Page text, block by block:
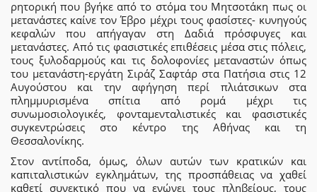
ρητορική που βγήκε από το στόμα του Μητσοτάκη πως οι
μετανάστες καίνε τον Έβρο μέχρι τους φασίστες- κυνηγούς
κεφαλών που απήγαγαν στη Δαδιά πρόσφυγες και
μετανάστες. Από τις φασιστικές επιθέσεις μέσα στις πόλεις,
τους ξυλοδαρμούς και τις δολοφονίες μεταναστών όπως
του μετανάστη-εργάτη Σιράζ Σαφτάρ στα Πατήσια στις 12
Αυγούστου και την αφήγηση περί πλιάτσικων στα
πλημμυρισμένα σπίτια από ρομά μέχρι τις
συνωμοσιολογικές, φονταμενταλιστικές και φασιστικές
συγκεντρώσεις στο κέντρο της Αθήνας και τη
Θεσσαλονίκης.
Στον αντίποδα, όμως, όλων αυτών των κρατικών και
καπιταλιστικών εγκλημάτων, της προσπάθειας να χαθεί
καθετί συνεκτικό που να ενώνει τους πληβείους, τους